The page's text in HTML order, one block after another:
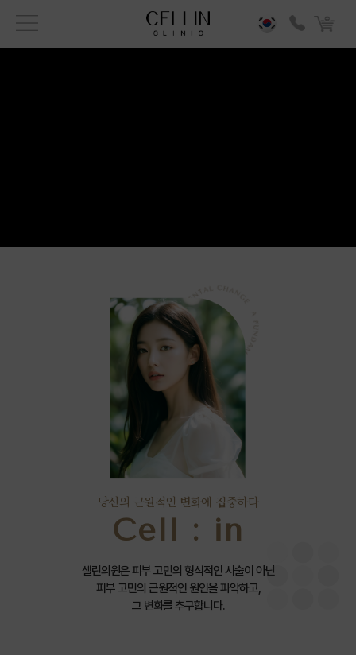
당신의 근원적인 변화에 집중하다
Cell : in
셀린의원은 피부 고민의 형식적인 시술이 아닌
피부 고민의 근원적인 원인을 파악하고,
그 변화를 추구합니다.